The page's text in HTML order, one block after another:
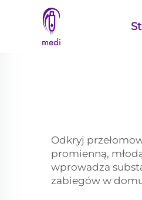
Odkryj
promienną,
wprowadza
zabiegów w